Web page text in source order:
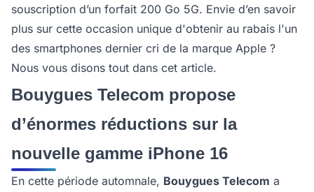
souscription d’un forfait 200 Go 5G. Envie d’en savoir
plus sur cette occasion unique d'obtenir au rabais l'un
des smartphones dernier cri de la marque Apple ?
Nous vous disons tout dans cet article.
Bouygues Telecom propose
d’énormes réductions sur la
nouvelle gamme iPhone 16
En cette période automnale, Bouygues Telecom a